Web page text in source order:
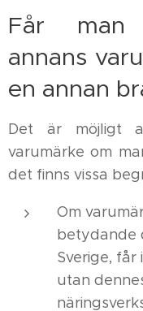
Får man
annans
en annan
Det är möjligt
varumärke om
det finns vissa
Om
betydande
Sverige, får
utan